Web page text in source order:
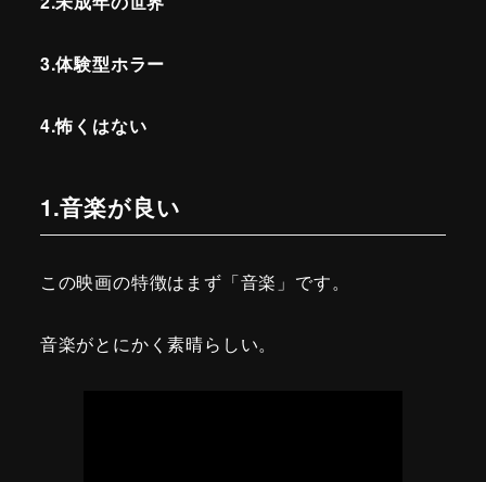
3.体験型ホラー
4.怖くはない
1.音楽が良い
この映画の特徴はまず「音楽」です。
音楽がとにかく素晴らしい。